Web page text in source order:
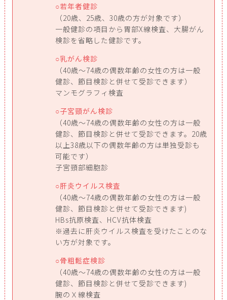
若年者健診
（20歳、25歳、30歳の方が対象です）
一般健診の項目から胃部X線検査、大腸がん
検診を省略した健診です。
乳がん検診
（40歳～74歳の偶数年齢の女性の方は一般
健診、節目検診と併せて受診できます）
マンモグラフィ検査
子宮頸がん検診
（40歳～74歳の偶数年齢の女性の方は一般
健診、節目検診と併せて受診できます。20歳
以上38歳以下の偶数年齢の方は単独受診も
可能です）
子宮頸部細胞診
肝炎ウイルス検査
（40歳～74歳の偶数年齢の女性の方は一般
健診、節目検診と併せて受診できます)
HBs抗原検査、HCV抗体検査
※過去に肝炎ウイルス検査を受けたことのな
い方が対象です。
骨粗鬆症検診
（40歳～74歳の偶数年齢の女性の方は一般
健診、節目検診と併せて受診できます)
腕のＸ線検査